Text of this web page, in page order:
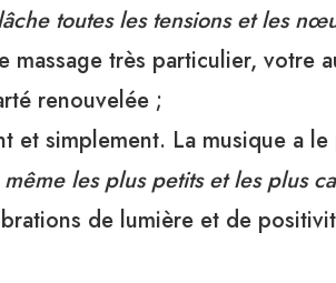
toutes les tensions et les
massage très particulier, votre
renouvelée ;
et simplement. La musique a
même les plus petits et les plus
de lumière et de